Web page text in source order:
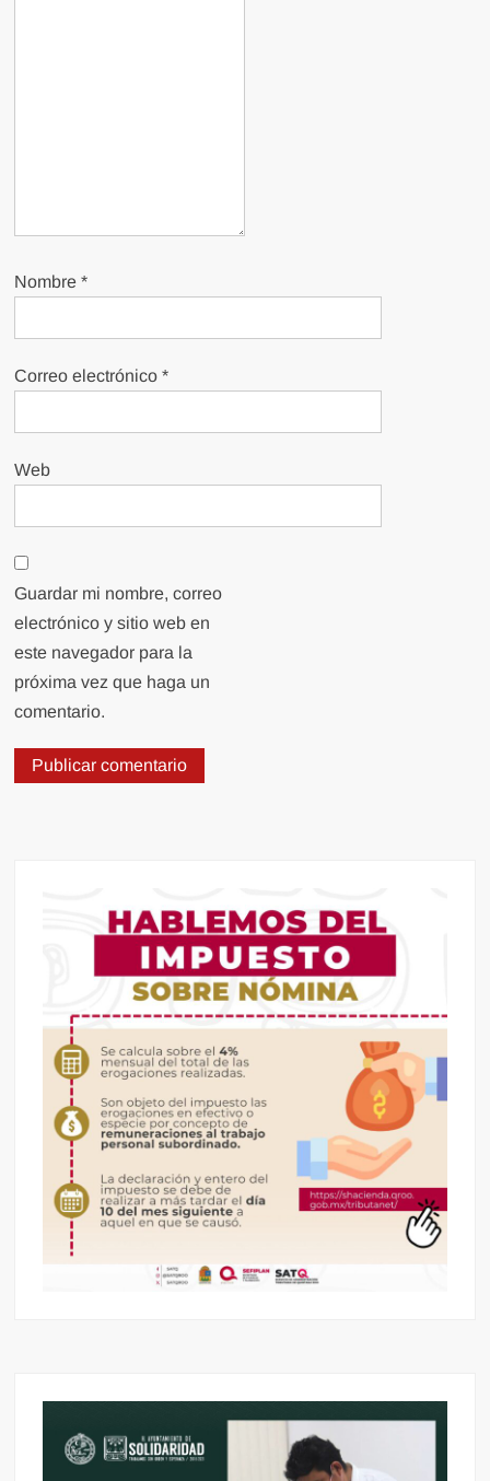
Nombre*
Correo electrónico*
Web
Guardar mi nombre, correo
electrónico y sitio web en
este navegador para la
próxima vez que haga un
comentario.